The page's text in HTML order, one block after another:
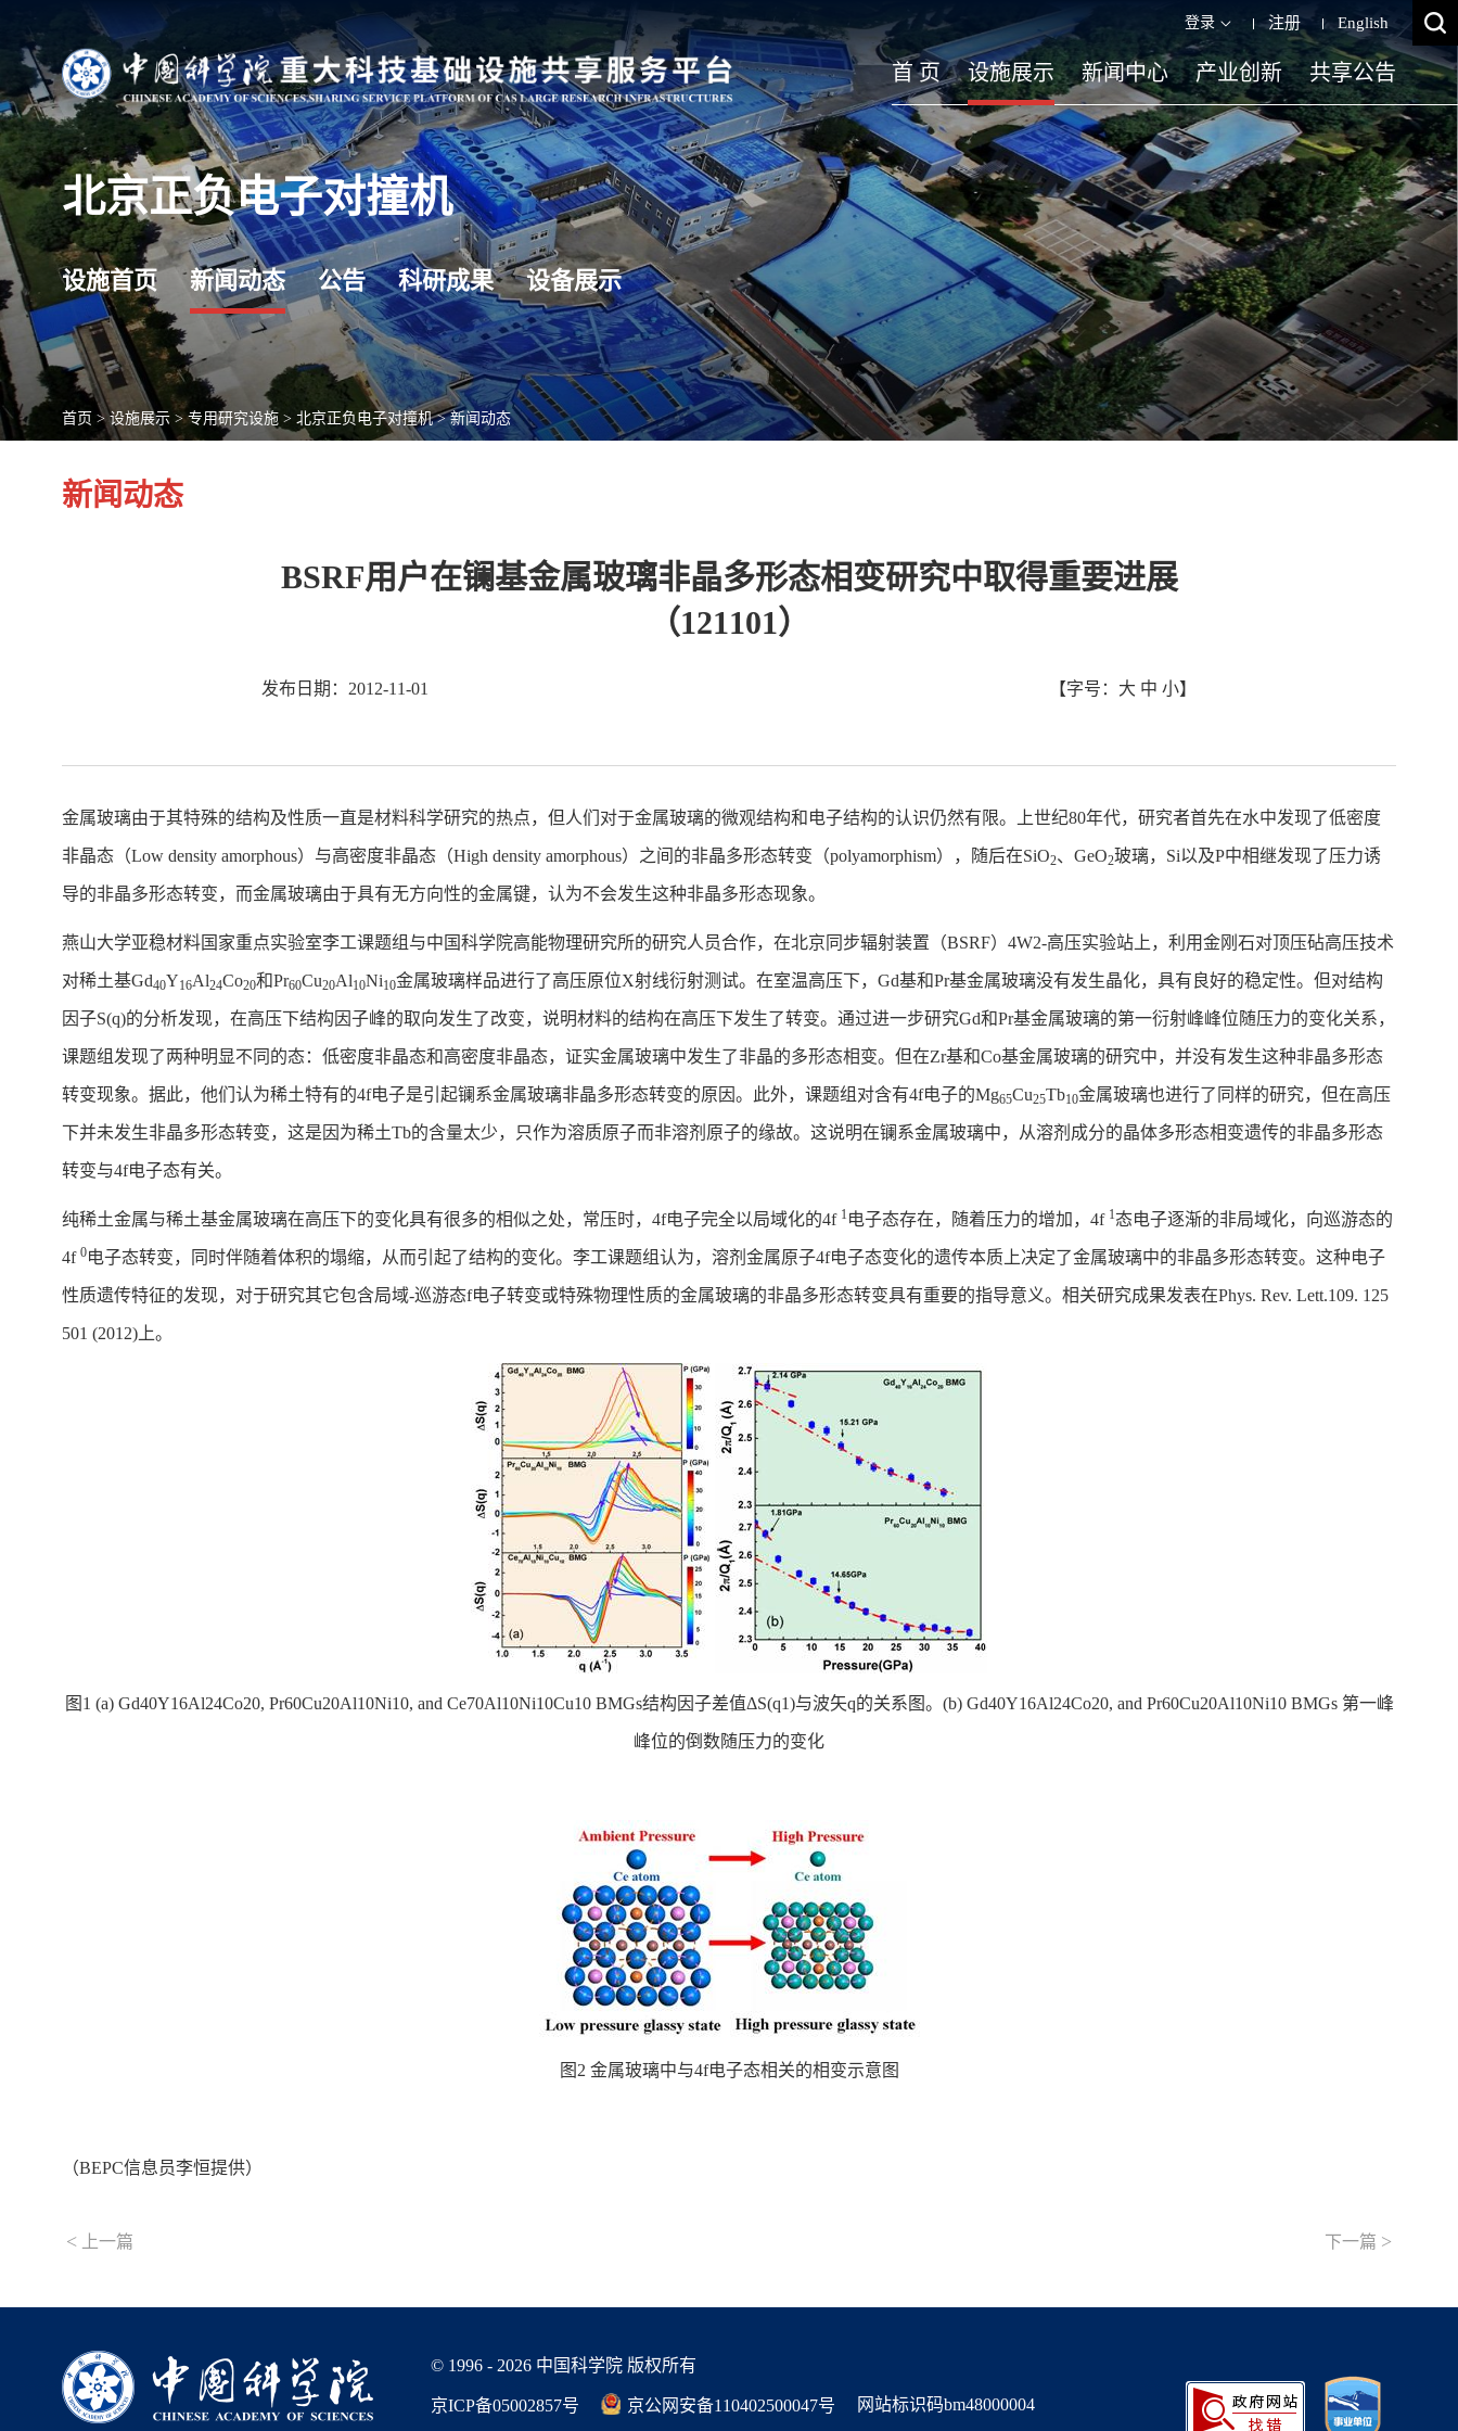
登录 注册 English
首 页 设施展示 新闻中心 产业创新 共享公告
北京正负电子对撞机
设施首页 新闻动态 公告 科研成果 设备展示
首页 >设施展示 >专用研究设施 > 北京正负电子对撞机>新闻动态
新闻动态
BSRF用户在镧基金属玻璃非晶多形态相变研究中取得重要进展
（121101）
发布日期：2012-11-01 【字号： 大 中 小】
金属玻璃由于其特殊的结构及性质一直是材料科学研究的热点，但人们对于金属玻璃的微观结构和电子结构的认识仍然有限。上世纪80年代，研究者首先在水中发现了低密度
非晶态（Low density amorphous）与高密度非晶态（High density amorphous）之间的非晶多形态转变（polyamorphism），随后在SiO2、GeO2玻璃，Si以及P中相继发现了压力诱
导的非晶多形态转变，而金属玻璃由于具有无方向性的金属键，认为不会发生这种非晶多形态现象。
燕山大学亚稳材料国家重点实验室李工课题组与中国科学院高能物理研究所的研究人员合作，在北京同步辐射装置（BSRF）4W2-高压实验站上，利用金刚石对顶压砧高压技术
对稀土基Gd40Y16Al24Co20和Pr60Cu20Al10Ni10金属玻璃样品进行了高压原位X射线衍射测试。在室温高压下，Gd基和Pr基金属玻璃没有发生晶化，具有良好的稳定性。但对结构
因子S(q)的分析发现，在高压下结构因子峰的取向发生了改变，说明材料的结构在高压下发生了转变。通过进一步研究Gd和Pr基金属玻璃的第一衍射峰峰位随压力的变化关系，
课题组发现了两种明显不同的态：低密度非晶态和高密度非晶态，证实金属玻璃中发生了非晶的多形态相变。但在Zr基和Co基金属玻璃的研究中，并没有发生这种非晶多形态
转变现象。据此，他们认为稀土特有的4f电子是引起镧系金属玻璃非晶多形态转变的原因。此外，课题组对含有4f电子的Mg65Cu25Tb10金属玻璃也进行了同样的研究，但在高压
下并未发生非晶多形态转变，这是因为稀土Tb的含量太少，只作为溶质原子而非溶剂原子的缘故。这说明在镧系金属玻璃中，从溶剂成分的晶体多形态相变遗传的非晶多形态
转变与4f电子态有关。
纯稀土金属与稀土基金属玻璃在高压下的变化具有很多的相似之处，常压时，4f电子完全以局域化的4f 1 电子态存在，随着压力的增加，4f 1态电子逐渐的非局域化，向巡游态的
4f 0电子态转变，同时伴随着体积的塌缩，从而引起了结构的变化。李工课题组认为，溶剂金属原子4f电子态变化的遗传本质上决定了金属玻璃中的非晶多形态转变。这种电子
性质遗传特征的发现，对于研究其它包含局域-巡游态f电子转变或特殊物理性质的金属玻璃的非晶多形态转变具有重要的指导意义。相关研究成果发表在Phys. Rev. Lett.109. 125
501 (2012)上。
图1 (a) Gd40Y16Al24Co20, Pr60Cu20Al10Ni10, and Ce70Al10Ni10Cu10 BMGs结构因子差值ΔS(q1)与波矢q的关系图。(b) Gd40Y16Al24Co20, and Pr60Cu20Al10Ni10 BMGs 第一峰
峰位的倒数随压力的变化
图2 金属玻璃中与4f电子态相关的相变示意图
（BEPC信息员李恒提供）
< 上一篇 下一篇 >
© 1996 - 2026 中国科学院 版权所有
京ICP备05002857号 京公网安备110402500047号 网站标识码bm48000004